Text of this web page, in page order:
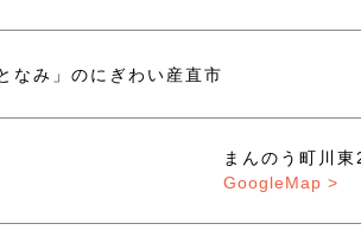
なみ」のにぎわい産直市
まんのう町川
GoogleMap >